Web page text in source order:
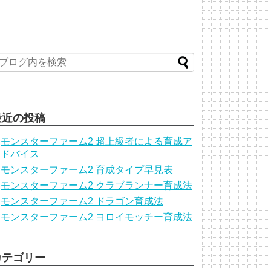
の投稿
モンスターファーム2 超上級者による育成ア
ドバイス
モンスターファーム2 育成タイプ早見表
モンスターファーム2 クラブランナー育成法
モンスターファーム2 ドラゴン育成法
モンスターファーム2 ヨロイモッチー育成法
テゴリー